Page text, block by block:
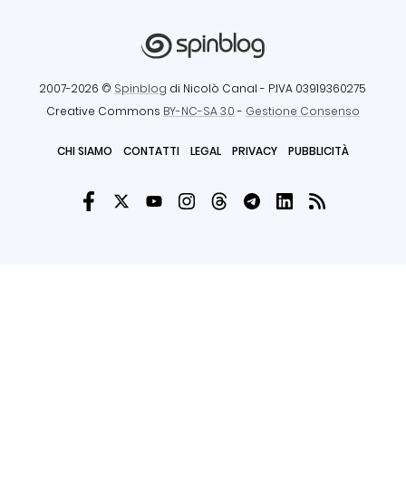
2007-2026 © Spinblog di Nicolò Canal - P.IVA 03919360275
Creative Commons BY-NC-SA 3.0- Gestione Consenso
CHI SIAMO CONTATTI LEGAL PRIVACY PUBBLICITÀ